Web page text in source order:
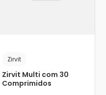
Zirvit
Zirvit Multi com 30
Comprimidos